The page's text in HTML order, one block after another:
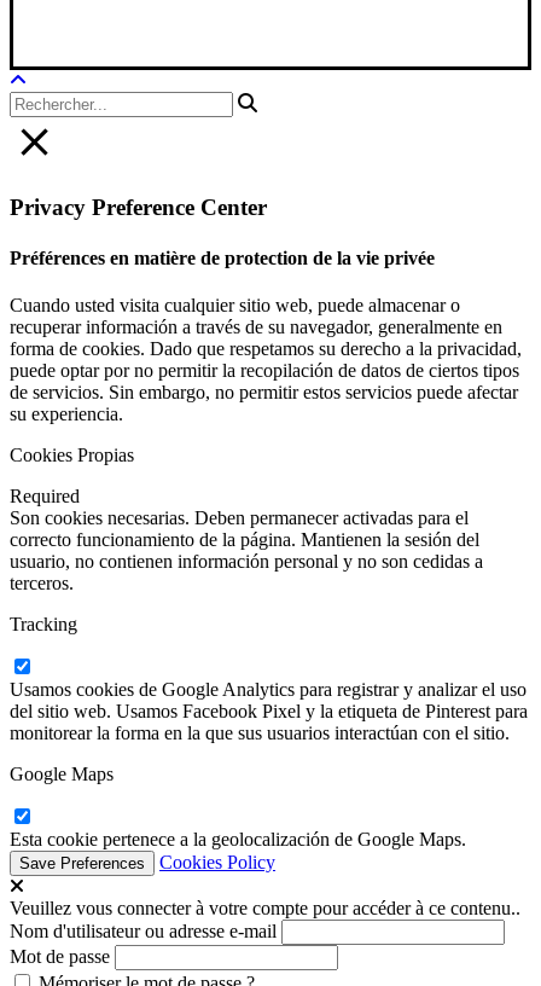
Privacy Preference Center
Préférences en matière de protection de la vie privée
Cuando usted visita cualquier sitio web, puede almacenar o
recuperar información a través de su navegador, generalmente en
forma de cookies. Dado que respetamos su derecho a la privacidad,
puede optar por no permitir la recopilación de datos de ciertos tipos
de servicios. Sin embargo, no permitir estos servicios puede afectar
su experiencia.
Cookies Propias
Required
Son cookies necesarias. Deben permanecer activadas para el
correcto funcionamiento de la página. Mantienen la sesión del
usuario, no contienen información personal y no son cedidas a
terceros.
Tracking
Usamos cookies de Google Analytics para registrar y analizar el uso
del sitio web. Usamos Facebook Pixel y la etiqueta de Pinterest para
monitorear la forma en la que sus usuarios interactúan con el sitio.
Google Maps
Esta cookie pertenece a la geolocalización de Google Maps.
Cookies Policy
Veuillez vous connecter à votre compte pour accéder à ce contenu..
Nom d'utilisateur ou adresse e-mail
Mot de passe